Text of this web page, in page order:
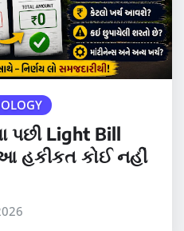
પછી Light Bill
હકીકત કોઈ નહીં